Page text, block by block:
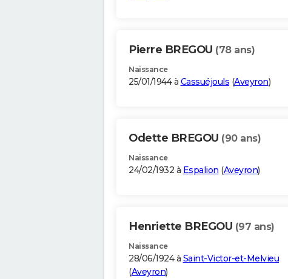
Pierre BREGOU (78 ans)
Naissance
25/01/1944 à Cassuéjouls (Aveyron)
Odette BREGOU (90 ans)
Naissance
24/02/1932 à Espalion (Aveyron)
Henriette BREGOU (97 ans)
Naissance
28/06/1924 à Saint-Victor-et-Melvieu
(Aveyron)